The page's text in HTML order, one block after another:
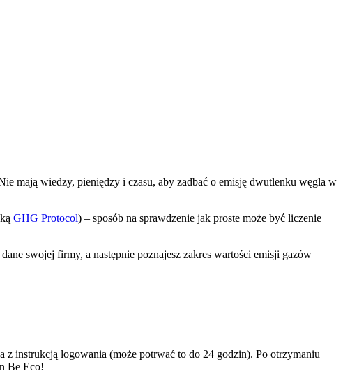
mają wiedzy, pieniędzy i czasu, aby zadbać o emisję dwutlenku węgla w
GHG Protocol) – sposób na sprawdzenie jak proste może być liczenie
swojej firmy, a następnie poznajesz zakres wartości emisji gazów
z instrukcją logowania (może potrwać to do 24 godzin). Po otrzymaniu
Be Eco!